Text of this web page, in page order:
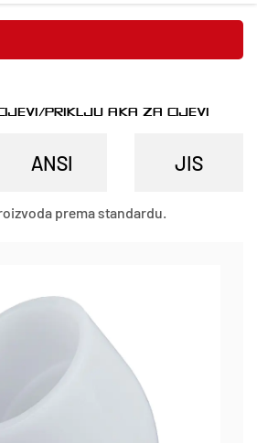
PRIKLJUČAKA ZA CIJEVI
prema standardu.